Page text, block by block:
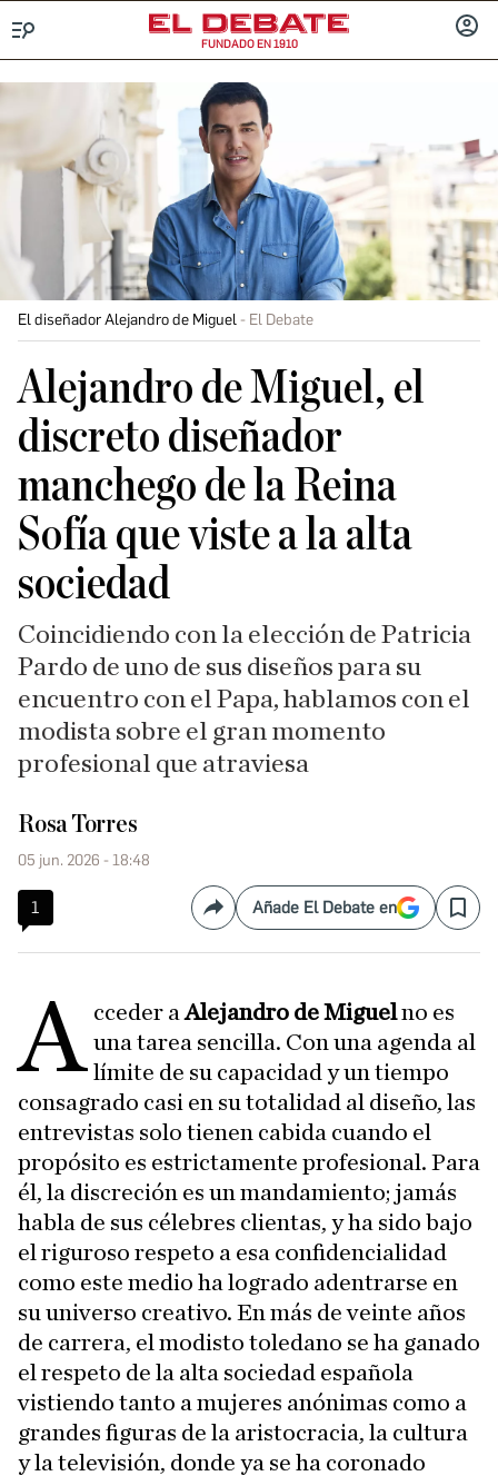
FUNDADO EN 1910
El diseñador Alejandro de Miguel El Debate
Alejandro de Miguel, el
discreto diseñador
manchego de la Reina
Sofía que viste a la alta
sociedad
Coincidiendo con la elección de Patricia
Pardo de uno de sus diseños para su
encuentro con el Papa, hablamos con el
modista sobre el gran momento
profesional que atraviesa
Rosa Torres
05 jun. 2026 - 18:48
1 CompartirAñade El Debate en Save
A cceder a Alejandro de Miguelno es
una tarea sencilla. Con una agenda al
límite de su capacidad y un tiempo
consagrado casi en su totalidad al diseño, las
entrevistas solo tienen cabida cuando el
propósito es estrictamente profesional. Para
él, la discreción es un mandamiento; jamás
habla de sus célebres clientas, y ha sido bajo
el riguroso respeto a esa confidencialidad
como este medio ha logrado adentrarse en
su universo creativo. En más de veinte años
de carrera, el modisto toledano se ha ganado
el respeto de la alta sociedad española
vistiendo tanto a mujeres anónimas como a
grandes figuras de la aristocracia, la cultura
y la televisión, donde ya se ha coronado